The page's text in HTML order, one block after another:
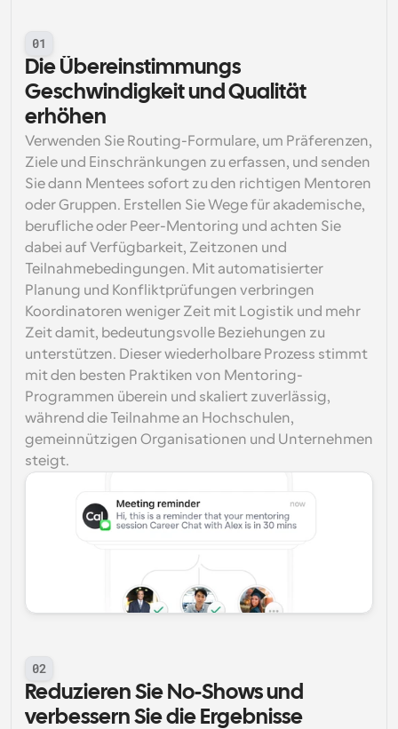
01
Die Übereinstimmungs
Geschwindigkeit und Qualität
erhöhen
Verwenden Sie Routing-Formulare, um Präferenzen,
Ziele und Einschränkungen zu erfassen, und senden
Sie dann Mentees sofort zu den richtigen Mentoren
oder Gruppen. Erstellen Sie Wege für akademische,
berufliche oder Peer-Mentoring und achten Sie
dabei auf Verfügbarkeit, Zeitzonen und
Teilnahmebedingungen. Mit automatisierter
Planung und Konfliktprüfungen verbringen
Koordinatoren weniger Zeit mit Logistik und mehr
Zeit damit, bedeutungsvolle Beziehungen zu
unterstützen. Dieser wiederholbare Prozess stimmt
mit den besten Praktiken von Mentoring-
Programmen überein und skaliert zuverlässig,
während die Teilnahme an Hochschulen,
gemeinnützigen Organisationen und Unternehmen
steigt.
02
Reduzieren Sie No-Shows und
verbessern Sie die Ergebnisse